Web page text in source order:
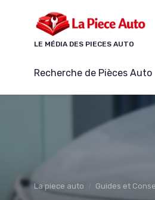
LE MÉDIA DES PIECES AUTO
Recherche de Pièces Auto
La piece auto Guides et